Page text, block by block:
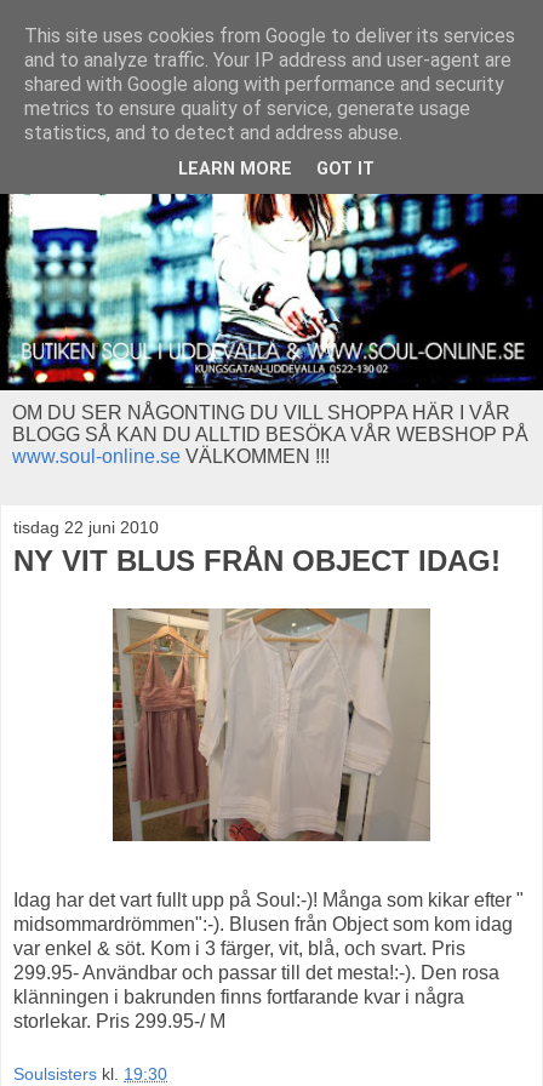
OM DU SER NÅGONTING DU VILL SHOPPA HÄR I VÅR
BLOGG SÅ KAN DU ALLTID BESÖKA VÅR WEBSHOP PÅ
www.soul-online.se VÄLKOMMEN !!!
tisdag 22 juni 2010
NY VIT BLUS FRÅN OBJECT IDAG!
Idag har det vart fullt upp på Soul:-)! Många som kikar efter "
midsommardrömmen":-). Blusen från Object som kom idag
var enkel & söt. Kom i 3 färger, vit, blå, och svart. Pris
299.95- Användbar och passar till det mesta!:-). Den rosa
klänningen i bakrunden finns fortfarande kvar i några
storlekar. Pris 299.95-/ M
Soulsisters kl. 19:30
This site uses cookies from Google to deliver its services
and to analyze traffic. Your IP address and user-agent are
shared with Google along with performance and security
metrics to ensure quality of service, generate usage
statistics, and to detect and address abuse.
LEARN MORE GOT IT